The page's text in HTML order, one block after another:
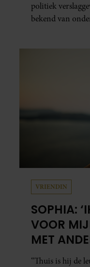
politiek
bekend van onder
VRIENDIN
SOPHIA:
VOOR
MET
“Thuis is hij de